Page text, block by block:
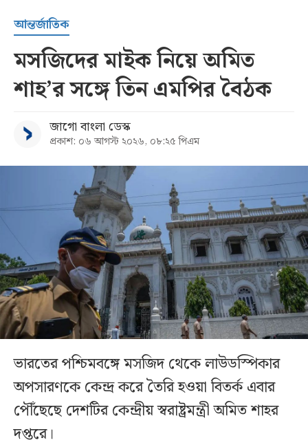
আন্তর্জাতিক
মসজিদের মাইক নিয়ে অমিত
শাহ’র সঙ্গে তিন এমপির বৈঠক
জাগো বাংলা ডেস্ক
প্রকাশ: ০৬ আগস্ট ২০২৬, ০৮:২৫ পিএম
ভারতের পশ্চিমবঙ্গে মসজিদ থেকে লাউডস্পিকার
অপসারণকে কেন্দ্র করে তৈরি হওয়া বিতর্ক এবার
পৌঁছেছে দেশটির কেন্দ্রীয় স্বরাষ্ট্রমন্ত্রী অমিত শাহর
দপ্তরে।